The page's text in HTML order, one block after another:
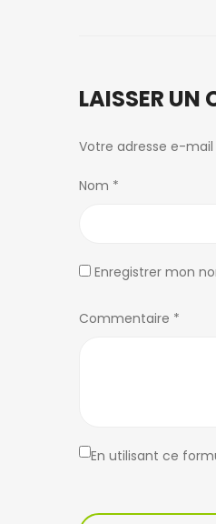
LAISSER UN
Votre adresse e-
Nom *
Enregistrer mon
Commentaire *
En utilisant ce